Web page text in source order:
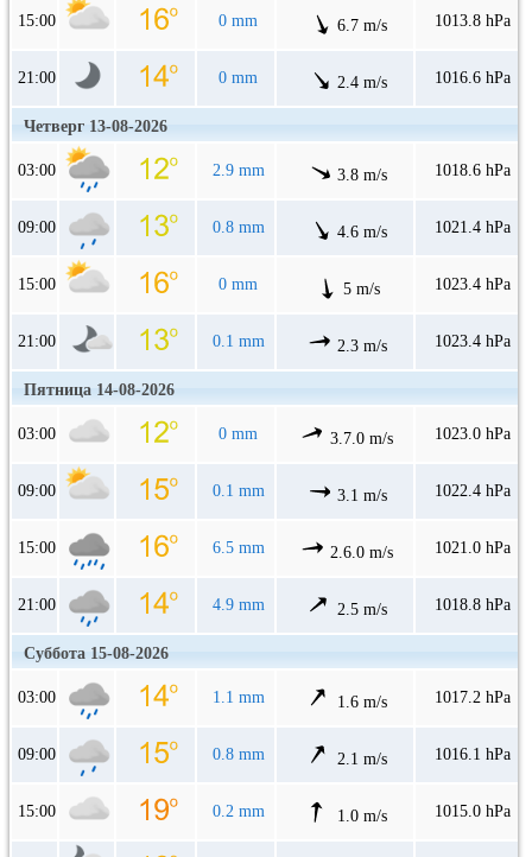
15:00 0 mm 6.7 m/s 1013.8 hPa
21:00 0 mm 2.4 m/s 1016.6 hPa
Четверг 13-08-2026
03:00 2.9 mm 3.8 m/s 1018.6 hPa
09:00 0.8 mm 4.6 m/s 1021.4 hPa
15:00 0 mm 5 m/s 1023.4 hPa
21:00 0.1 mm 2.3 m/s 1023.4 hPa
Пятница 14-08-2026
03:00 0 mm 3.7.0 m/s 1023.0 hPa
09:00 0.1 mm 3.1 m/s 1022.4 hPa
15:00 6.5 mm 2.6.0 m/s 1021.0 hPa
21:00 4.9 mm 2.5 m/s 1018.8 hPa
Суббота 15-08-2026
03:00 1.1 mm 1.6 m/s 1017.2 hPa
09:00 0.8 mm 2.1 m/s 1016.1 hPa
15:00 0.2 mm 1.0 m/s 1015.0 hPa